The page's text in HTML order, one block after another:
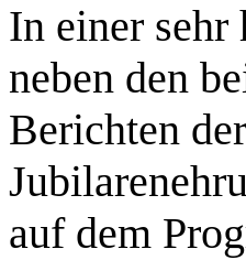
In einer sehr
neben den
Berichten
auf dem